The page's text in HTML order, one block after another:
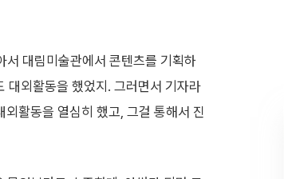
서 대림미술관에서 콘텐츠를 기획하
대외활동을 했었지. 그러면서 기자라
활동을 열심히 했고, 그걸 통해서 진